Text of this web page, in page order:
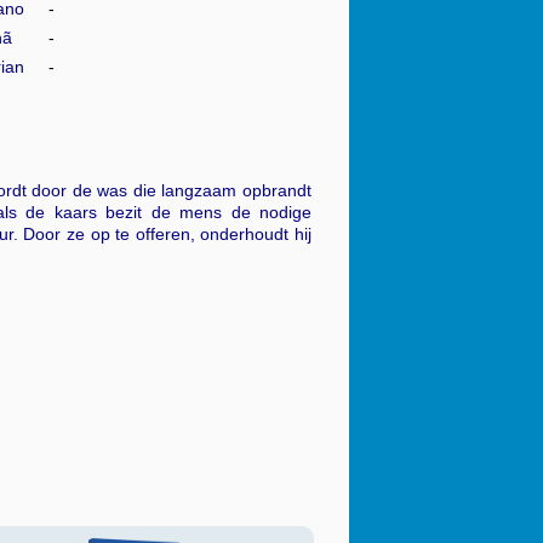
door de was die langzaam opbrandt
de kaars bezit de mens de nodige
Door ze op te offeren, onderhoudt hij